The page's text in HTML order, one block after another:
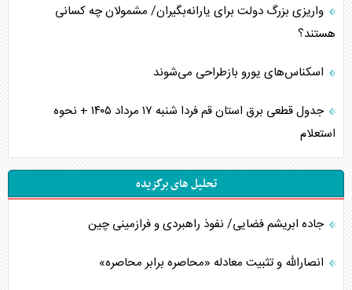
واریزی بزرگ دولت برای یارانه‌بگیران/ مشمولان چه کسانی
هستند؟
اسکناس‌های یورو بازطراحی می‌شوند
جدول قطعی برق استان قم فردا شنبه ۱۷ مرداد ۱۴۰۵ + نحوه
استعلام
تحلیل های برگزیده
جاده ابریشم فضایی/ نفوذ راهبردی و فرازمینی چین
انصارالله و تثبیت معادله «محاصره برابر محاصره»